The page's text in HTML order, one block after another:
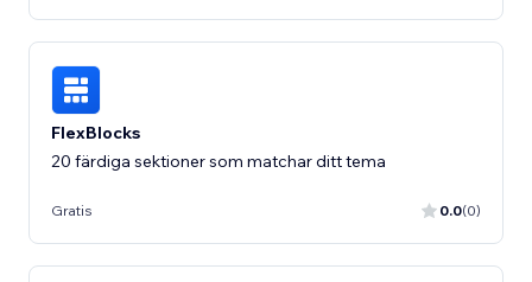
FlexBlocks
20 färdiga sektioner som matchar ditt tema
Gratis 0.0(0)